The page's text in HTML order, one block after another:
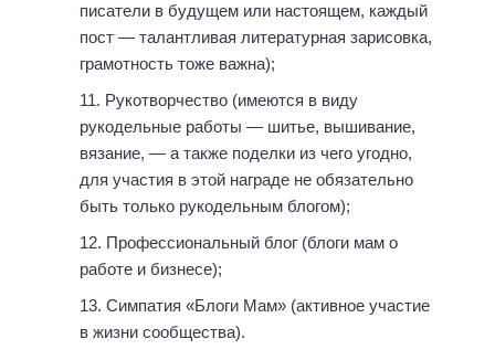
писатели в будущем или настоящем, каждый
пост — талантливая литературная зарисовка,
грамотность тоже важна);
Рукотворчество (имеются в виду
рукодельные работы — шитье, вышивание,
вязание, — а также поделки из чего угодно,
для участия в этой награде не обязательно
быть только рукодельным блогом);
Профессиональный блог (блоги мам о
работе и бизнесе);
Симпатия «Блоги Мам» (активное участие
в жизни сообщества).